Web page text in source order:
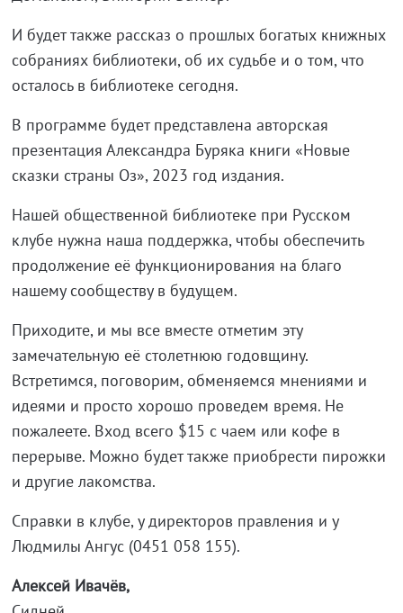
И будет также рассказ о прошлых богатых книжных
собраниях библиотеки, об их судьбе и о том, что
осталось в библиотеке сегодня.
В программе будет представлена авторская
презентация Александра Буряка книги «Новые
сказки страны Оз», 2023 год издания.
Нашей общественной библиотеке при Русском
клубе нужна наша поддержка, чтобы обеспечить
продолжение её функционирования на благо
нашему сообществу в будущем.
Приходите, и мы все вместе отметим эту
замечательную её столетнюю годовщину.
Встретимся, поговорим, обменяемся мнениями и
идеями и просто хорошо проведем время. Не
пожалеете. Вход всего $15 c чаем или кофе в
перерыве. Можно будет также приобрести пирожки
и другие лакомства.
Справки в клубе, у директоров правления и у
Людмилы Ангус (0451 058 155).
Алексей Ивачёв,